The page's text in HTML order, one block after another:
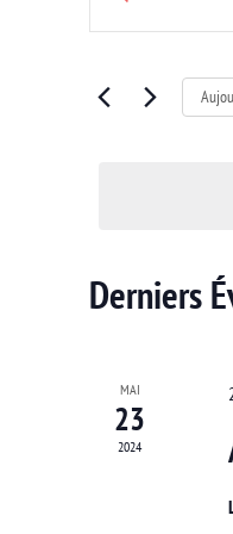
et
de
Rechercher
Évènements
Derniers
MAI
23
2024